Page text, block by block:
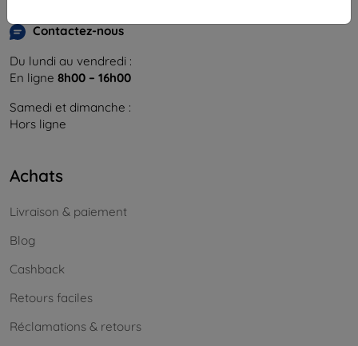
Contactez-nous
Du lundi au vendredi :
En ligne 8h00 – 16h00
Samedi et dimanche :
Hors ligne
Achats
Livraison & paiement
Blog
Cashback
Retours faciles
Réclamations & retours